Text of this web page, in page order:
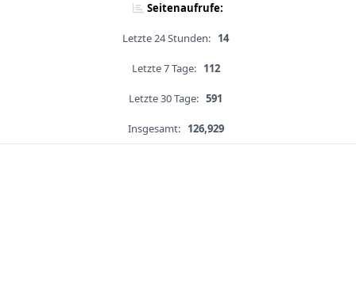
Seitenaufrufe:
Letzte 24 Stunden: 14
Letzte 7 Tage: 112
Letzte 30 Tage: 591
Insgesamt: 126,929